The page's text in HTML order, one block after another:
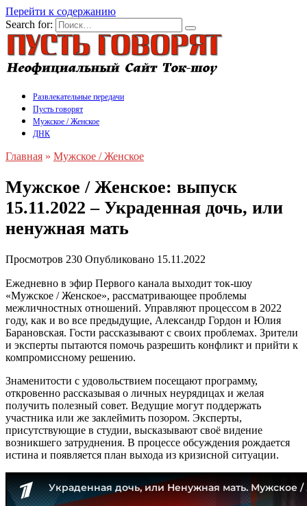
Перейти к содержанию
Search for:
Развлекательные передачи
Пусть говорят
Мужское / Женское
ДНК
Главная » Мужское / Женское
Мужское / Женское: выпуск
15.11.2022 – Украденная дочь, или
ненужная мать
Просмотров 230 Опубликовано 15.11.2022
Ежедневно в эфир Первого канала выходит ток-шоу
«Мужское / Женское», рассматривающее проблемы
межличностных отношений. Управляют процессом в 2022
году, как и во все предыдущие, Александр Гордон и Юлия
Барановская. Гости рассказывают с своих проблемах. Зрители
и эксперты пытаются помочь разрешить конфликт и прийти к
компромиссному решению.
Знаменитости с удовольствием посещают программу,
откровенно рассказывая о личных неурядицах и желая
получить полезный совет. Ведущие могут поддержать
участника или же заклеймить позором. Эксперты,
присутствующие в студии, высказывают своё видение
возникшего затруднения. В процессе обсуждения рождается
истина и появляется план выхода из кризисной ситуации.